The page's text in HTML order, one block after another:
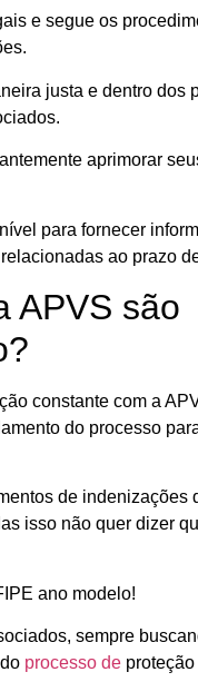
e segue os
justa e dentro dos
aprimorar
para fornecer
ao prazo
APVS são
constante com a
do processo
de indenizações
isso não quer dizer
ano modelo!
sempre
processo de